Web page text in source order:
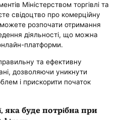
Міністерством торгівлі та
свідоцтво про комерційну
розпочати отримання
діяльності, що можна
платформи.
та ефективну
дозволяючи уникнути
і прискорити початок
яка буде потрібна при